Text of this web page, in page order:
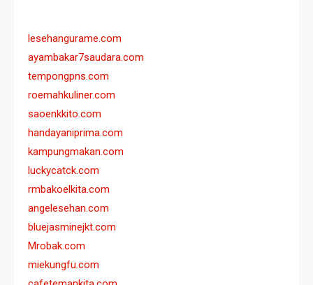
lesehangurame.com
ayambakar7saudara.com
tempongpns.com
roemahkuliner.com
saoenkkito.com
handayaniprima.com
kampungmakan.com
luckycatck.com
rmbakoelkita.com
angelesehan.com
bluejasminejkt.com
Mrobak.com
miekungfu.com